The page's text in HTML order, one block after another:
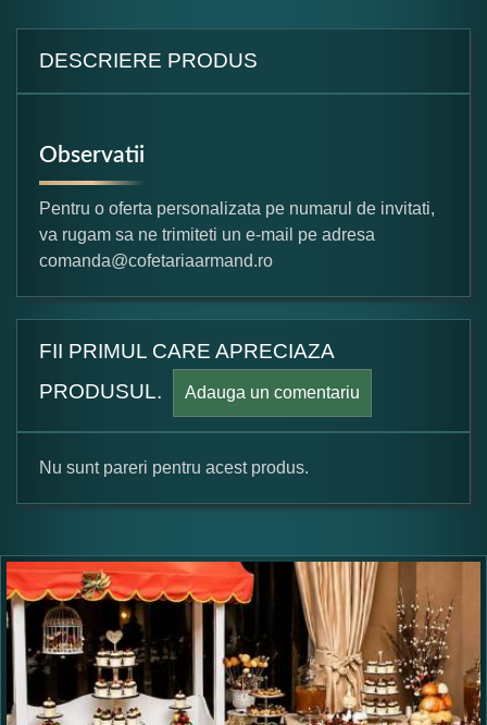
DESCRIERE PRODUS
Observatii
Pentru o oferta personalizata pe numarul de invitati,
va rugam sa ne trimiteti un e-mail pe adresa
comanda@cofetariaarmand.ro
FII PRIMUL CARE APRECIAZA
PRODUSUL.
Adauga un comentariu
Formular pareri client
Numele dumneavoastra:
Adaugati o parere despre acest produs:
Nu sunt pareri pentru acest produs.